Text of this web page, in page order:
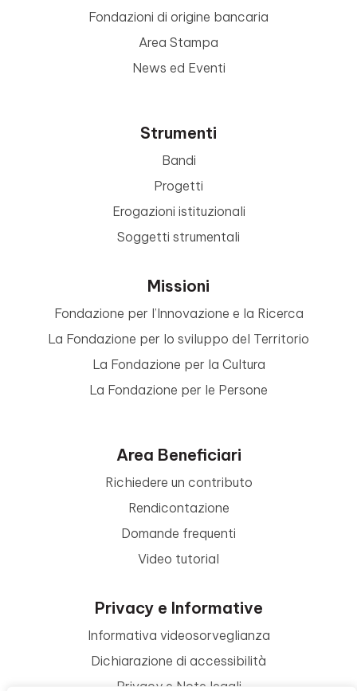
Fondazioni di origine bancaria
Area Stampa
News ed Eventi
Strumenti
Bandi
Progetti
Erogazioni istituzionali
Soggetti strumentali
Missioni
Fondazione per l’Innovazione e la Ricerca
La Fondazione per lo sviluppo del Territorio
La Fondazione per la Cultura
La Fondazione per le Persone
Area Beneficiari
Richiedere un contributo
Rendicontazione
Domande frequenti
Video tutorial
Privacy e Informative
Informativa videosorveglianza
Dichiarazione di accessibilità
Privacy e Note legali